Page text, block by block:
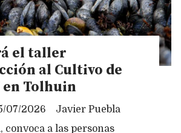
el taller
al Cultivo de
en Tolhuin
Javier Puebla
07/2026
convoca a las personas